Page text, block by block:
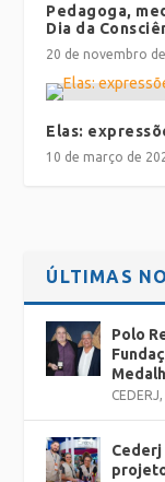
Pedagoga,
Dia da
20 de novembro
Elas:
10 de março de
ÚLTIMAS
Polo
CEDERJ,